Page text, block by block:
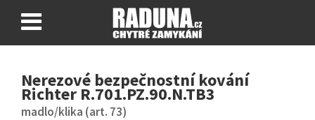
NÁVODY
CERTIFIKÁTY
Nerezové bezpečnostní kování
Richter R.701.PZ.90.N.TB3
madlo/klika (art. 73)